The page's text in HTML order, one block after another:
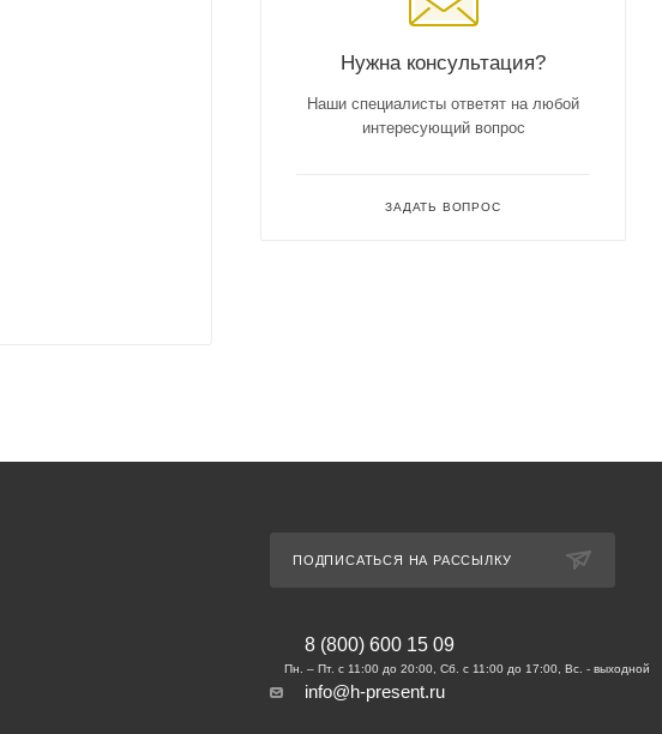
Нужна консультация?
Наши специалисты ответят на любой
интересующий вопрос
ЗАДАТЬ ВОПРОС
ПОДПИСАТЬСЯ НА РАССЫЛКУ
8 (800) 600 15 09
info@h-present.ru